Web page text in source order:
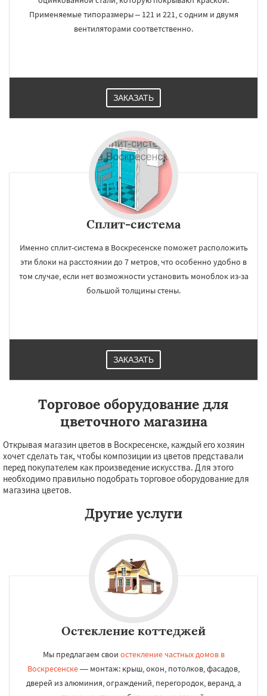
Работаем по
регионам
Дедовск
Дмитров
Дрезна Дубна
Егорьевск
Ивантеевка Истра Кашира Клин
Коломна
Королев Котельники
Красноармейск Красногорск
Краснознаменск
Ликино-Дулево
Применяемые типоразмеры – 121 и 221, с одним и двумя
вентиляторами соответственно.
ЗАКАЗАТЬ
Сплит-система
Именно сплит-система в Воскресенске поможет расположить
эти блоки на расстоянии до 7 метров, что особенно удобно в
том случае, если нет возможности установить моноблок из-за
большой толщины стены.
ЗАКАЗАТЬ
Торговое оборудование для
цветочного магазина
Открывая магазин цветов в Воскресенске, каждый его хозяин
хочет сделать так, чтобы композиции из цветов представали
перед покупателем как произведение искусства. Для этого
необходимо правильно подобрать торговое оборудование для
магазина цветов.
Другие услуги
Остекление коттеджей
Мы предлагаем свои остекление частных домов в
Воскресенске— монтаж: крыш, окон, потолков, фасадов,
дверей из алюминия, ограждений, перегородок, веранд, а
УЗНАТЬ ПОДРОБНЕЕ
Даю согласие на обработку персональных данных